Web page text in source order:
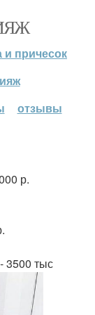
причесок
отзывы
р.
3500 тыс